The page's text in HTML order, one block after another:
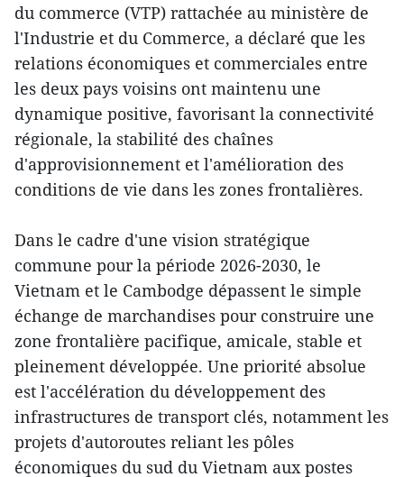
du commerce (VTP) rattachée au ministère de
l'Industrie et du Commerce, a déclaré que les
relations économiques et commerciales entre
les deux pays voisins ont maintenu une
dynamique positive, favorisant la connectivité
régionale, la stabilité des chaînes
d'approvisionnement et l'amélioration des
conditions de vie dans les zones frontalières.
Dans le cadre d'une vision stratégique
commune pour la période 2026-2030, le
Vietnam et le Cambodge dépassent le simple
échange de marchandises pour construire une
zone frontalière pacifique, amicale, stable et
pleinement développée. Une priorité absolue
est l'accélération du développement des
infrastructures de transport clés, notamment les
projets d'autoroutes reliant les pôles
économiques du sud du Vietnam aux postes